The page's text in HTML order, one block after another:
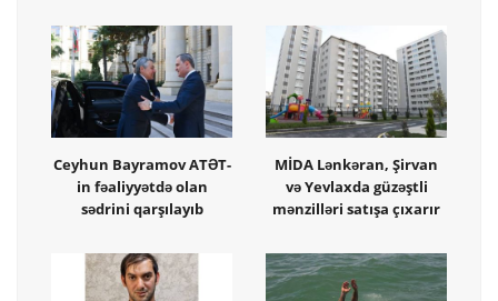
Ceyhun Bayramov ATƏT-
in fəaliyyətdə olan
sədrini qarşılayıb
MİDA Lənkəran, Şirvan
və Yevlaxda güzəştli
mənzilləri satışa çıxarır